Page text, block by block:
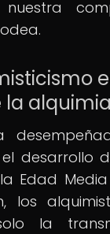
la
desarrollo
Edad
los
la